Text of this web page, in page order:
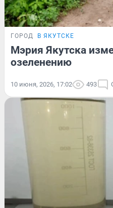
ГОРОД В ЯКУТСКЕ
Мэрия Якутска
озеленению
10 июня, 2026, 17:02 493